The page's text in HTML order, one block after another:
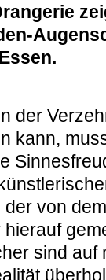
der
kann,
von
sind auf